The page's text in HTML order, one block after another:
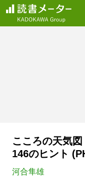
こころの天気
146のヒント
河合隼雄